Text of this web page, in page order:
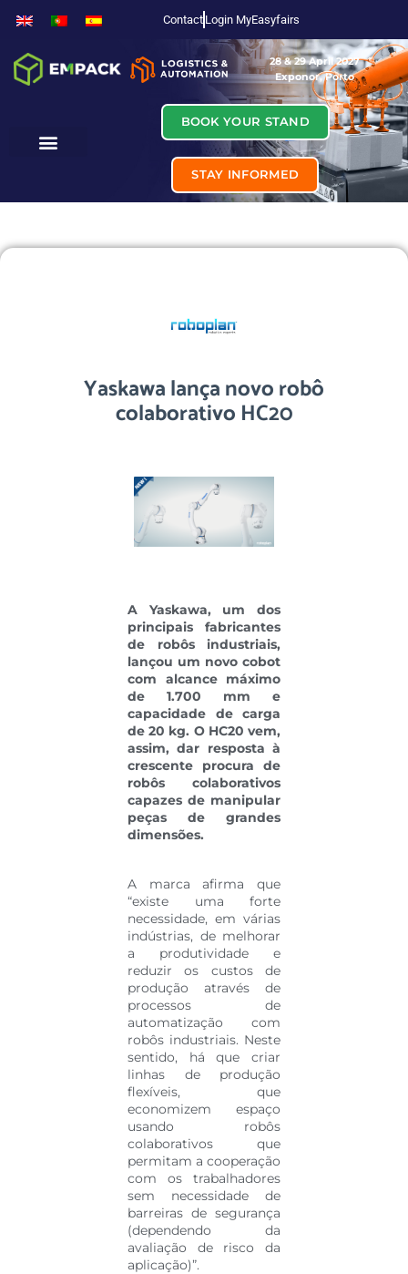
Contact Login MyEasyfairs
28 & 29 April 2027
Exponor, Porto
BOOK YOUR STAND
STAY INFORMED
Yaskawa lança novo robô
colaborativo HC20
A Yaskawa, um dos
principais fabricantes
de robôs industriais,
lançou um novo cobot
com alcance máximo
de 1.700 mm e
capacidade de carga
de 20 kg. O HC20 vem,
assim, dar resposta à
crescente procura de
robôs colaborativos
capazes de manipular
peças de grandes
dimensões.
A marca afirma que
“existe uma forte
necessidade, em várias
indústrias, de melhorar
a produtividade e
reduzir os custos de
produção através de
processos de
automatização com
robôs industriais. Neste
sentido, há que criar
linhas de produção
flexíveis, que
economizem espaço
usando robôs
colaborativos que
permitam a cooperação
com os trabalhadores
sem necessidade de
barreiras de segurança
(dependendo da
avaliação de risco da
aplicação)”.